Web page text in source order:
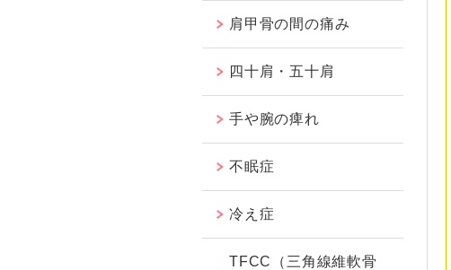
肩甲骨の間の痛み
四十肩・五十肩
手や腕の痺れ
不眠症
冷え症
TFCC（三角線維軟骨